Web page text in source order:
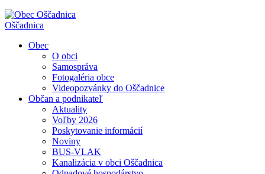
Oščadnica
Obec
O obci
Samospráva
Fotogaléria obce
Videopozvánky do Oščadnice
Občan a podnikateľ
Aktuality
Voľby 2026
Poskytovanie informácií
Noviny
BUS-VLAK
Kanalizácia v obci Oščadnica